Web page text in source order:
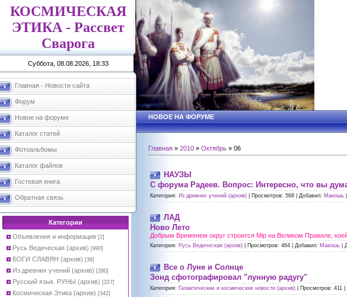
КОСМИЧЕСКАЯ
ЭТИКА - Рассвет
Сварога
Суббота, 08.08.2026, 18:33
Главная - Новости сайта
Форум
Новое на форуме
Каталог статей
Фотоальбомы
Каталог файлов
Гостевая книга
Обратная связь
Категории
Объявления и информация [2]
Русь Ведическая (архив) [990]
БОГИ СЛАВЯН (архив) [38]
Из древних учений (архив) [280]
Русский язык. РУНЫ (архив) [227]
Космическая Этика (архив) [342]
НОВОЕ НА ФОРУМЕ
Главная » 2010 » Октябрь » 06
НАУЗЫ
С форума Радеев. Вопрос: Интересно, что вы
Категория: Из древних учений (архив) Просмотров: 568 Добавил: Макошь
ЛАД
Ново Лето
Добрым Временем округ строится Мiр на Великом Правиле,
Категория: Русь Ведическая (архив) Просмотров: 464 Добавил: Макошь
Все о Луне и Солнце
Зонд сфотографировал "лунную радугу"
Категория: Галактические и космические новости (архив) Просмотров: 411